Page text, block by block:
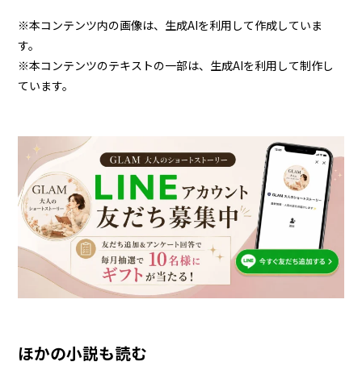
※本コンテンツ内の画像は、生成AIを利用して作成していま
す。
※本コンテンツのテキストの一部は、生成AIを利用して制作し
ています。
ほかの小説も読む